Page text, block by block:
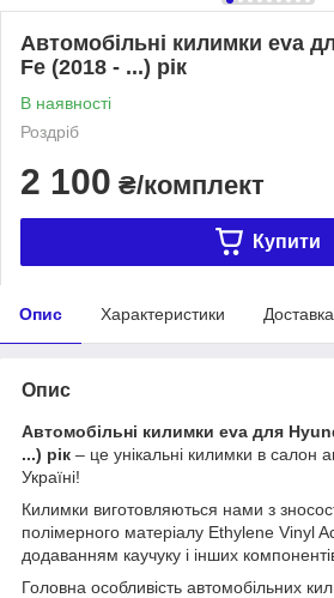
Автомобільні килимки eva
Fe (2018 - ...) рік
В наявності
Роздріб
2 100 ₴/комплект
Купити
Опис Характеристики Доставка
Опис
Автомобільні килимки eva для
...) рік – це унікальні килимки в салон
Україні!
Килимки виготовляються нами з
полімерного матеріалу Ethylene Vinyl
додаванням каучуку і інших
Головна особливість автомобільних